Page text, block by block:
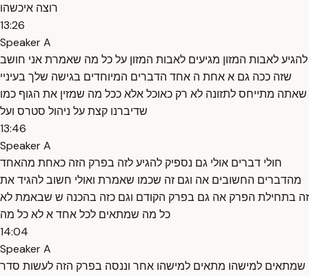
רוצה איכשהו
13:26
Speaker A
להגיע לאבות המזון מגיעים לאבות המזון על כל מה שאמרת אני חושב
שזה ככה גם א אחת ה אחד הדברים המיוחדים בגישה שלך בעיניי
שאתה מתייחס לתזונה לא רק כאוכל אלא ככל מה שמזין את הגוף כמו
שדיברנו קצת על ניהול סטרס ועל
13:46
Speaker A
חולי דברים אולי גם נספיק להגיע לזה בפרק הזה כאחת מהאחד
מהדברים החשובים אה וגם זה שכמו שאמרת ואולי חשוב להגיד את
זה בתחילת הפרק אה גם בפרק הקודם וגם כזה בהכנה ש שבאמת לא
כל מה שמתאים לכל אחד א לא כל מה
14:04
Speaker A
שמתאים למישהו מתאים למישהו אחר וננסה בפרק הזה לעשות סדר